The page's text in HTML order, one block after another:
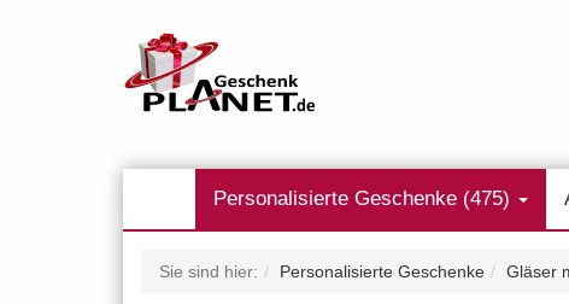
Personalisierte Geschenke (475)
Sie sind hier: Personalisierte Geschenke Gläser